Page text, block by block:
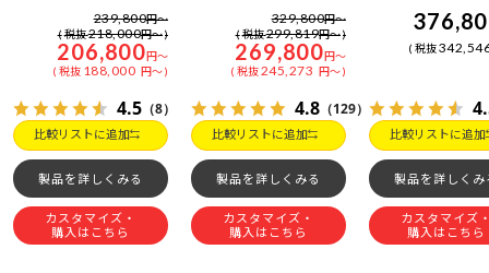
239,800円～
税抜218,000円～
206,800円～
税抜 188,000 円～
4.5 （8）
比較リストに追加
製品を詳しくみる
カスタマイズ・
購入はこちら
329,800円～
税抜299,819円～
269,800円～
税抜245,273 円～
4.8 （129）
比較リストに追加
製品を詳しくみる
カスタマイズ・
購入はこちら
税抜
比較リストに追加
製品を詳しくみ
カスタマイズ
購入はこちら